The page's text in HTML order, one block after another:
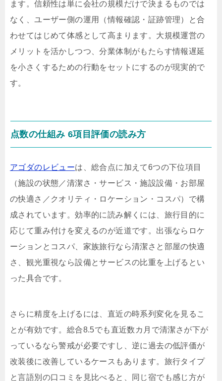
ます。信頼性は単に会社の規模だけで決まるものでは
なく、ユーザー側の運用（情報確認・証跡管理）と合
わせてはじめて体感として高まります。大規模運営の
メリットを活かしつつ、分業体制がもたらす情報遅延
を小さくするための行動をセットにするのが現実的で
す。
点数の仕組み 6項目評価の読み方
アゴダのレビューは、総合点に加えて6つの下位項目
（施設の状態／清潔さ・サービス・施設設備・お部屋
の快適さ／クオリティ・ロケーション・コスパ）で構
成されています。効率的に読み解くには、旅行目的に
応じて重み付けを変えるのが近道です。出張ならロケ
ーションとコスパ、家族旅行なら清潔さと部屋の快適
さ、観光重視なら設備とサービスの比重を上げるとい
った具合です。
さらに精度を上げるには、直近の時系列変化を見るこ
とが有効です。総合8.5でも直近数カ月で清潔さが下が
っているなら警戒が必要ですし、逆に過去の低評価が
改装後に改善しているケースもあります。旅行タイプ
と言語別の口コミを見比べると、同じ宿でも感じ方が